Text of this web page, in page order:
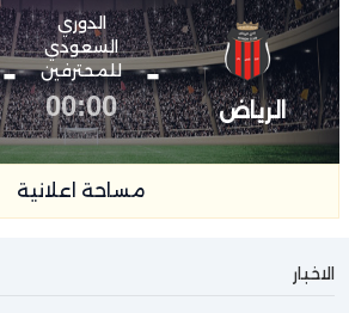
الرياض
-
الدوري
السعودي
للمحترفين
00:00
-
مساحة اعلانية
الاخبار